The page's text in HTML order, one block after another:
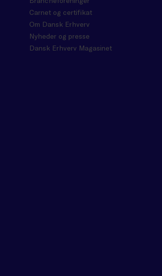
Carnet og certifikat
Om Dansk Erhverv
Nyheder og presse
Dansk Erhverv Magasinet